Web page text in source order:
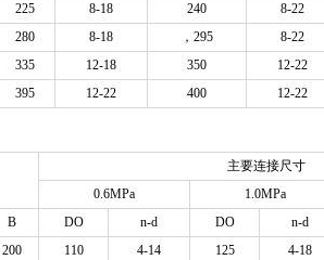
225 8-18 240 8-22
280 8-18 ，295 8-22
335 12-18 350 12-22
395 12-22 400 12-22
主要连接尺寸
0.6MPa
1.0MPa
Β DO n-d DO n-d
200 110 4-14 125 4-18